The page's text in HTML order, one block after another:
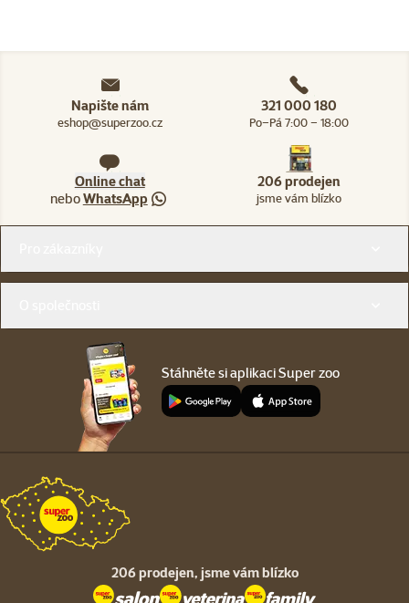
Napište nám
eshop@superzoo.cz
321 000 180
Po–Pá 7:00 – 18:00
Online chat
neboWhatsApp
206 prodejen
jsme vám blízko
Stáhněte si aplikaci Super zoo
206 prodejen, jsme vám blízko